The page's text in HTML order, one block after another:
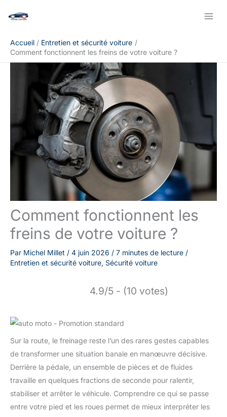
Accueil
Entretien et sécurité voiture
Comment fonctionnent les freins de votre voiture ?
Comment fonctionnent les
freins de votre voiture ?
Par Michel Millet / 4 juin 2026 / 7 minutes de lecture /
Entretien et sécurité voiture, Sécurité voiture
4.9/5 - (10 votes)
Sur la route, le freinage reste l’un des rares gestes capables
de transformer une situation banale en manœuvre décisive.
Derrière la pédale, un ensemble de pièces et de fluides
travaille en quelques fractions de seconde pour ralentir,
stabiliser et arrêter le véhicule. Comprendre ce qui se passe
entre votre pied et les roues permet de mieux interpréter les